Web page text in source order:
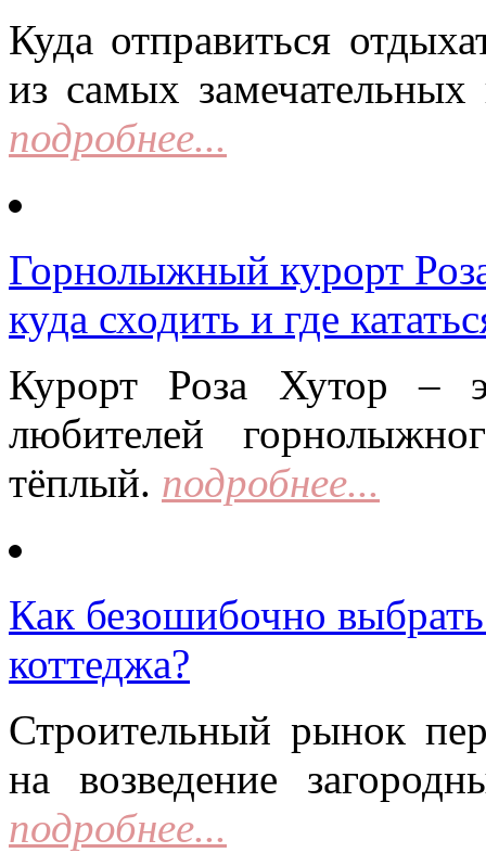
Куда отправиться
из самых замечательных
подробнее...
Горнолыжный курорт
куда сходить и где
Курорт Роза Хутор –
любителей
тёплый. подробнее...
Как безошибочно
коттеджа?
Строительный рынок
на возведение
подробнее...